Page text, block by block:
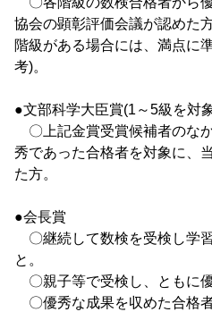
協会の顕彰評価会議が認めた
階級がある場合には、満点に
考)。
●文部科学大臣賞(1～5級を対
〇上記金賞受賞候補者のな
秀であった合格者を対象に、
た方。
●会長賞
〇継続して数検を受検し学
と。
〇親子等で受検し、ともに
〇優秀な成果を収めた合格